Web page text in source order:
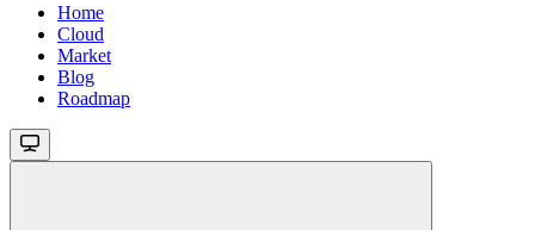
Home
Cloud
Market
Blog
Roadmap